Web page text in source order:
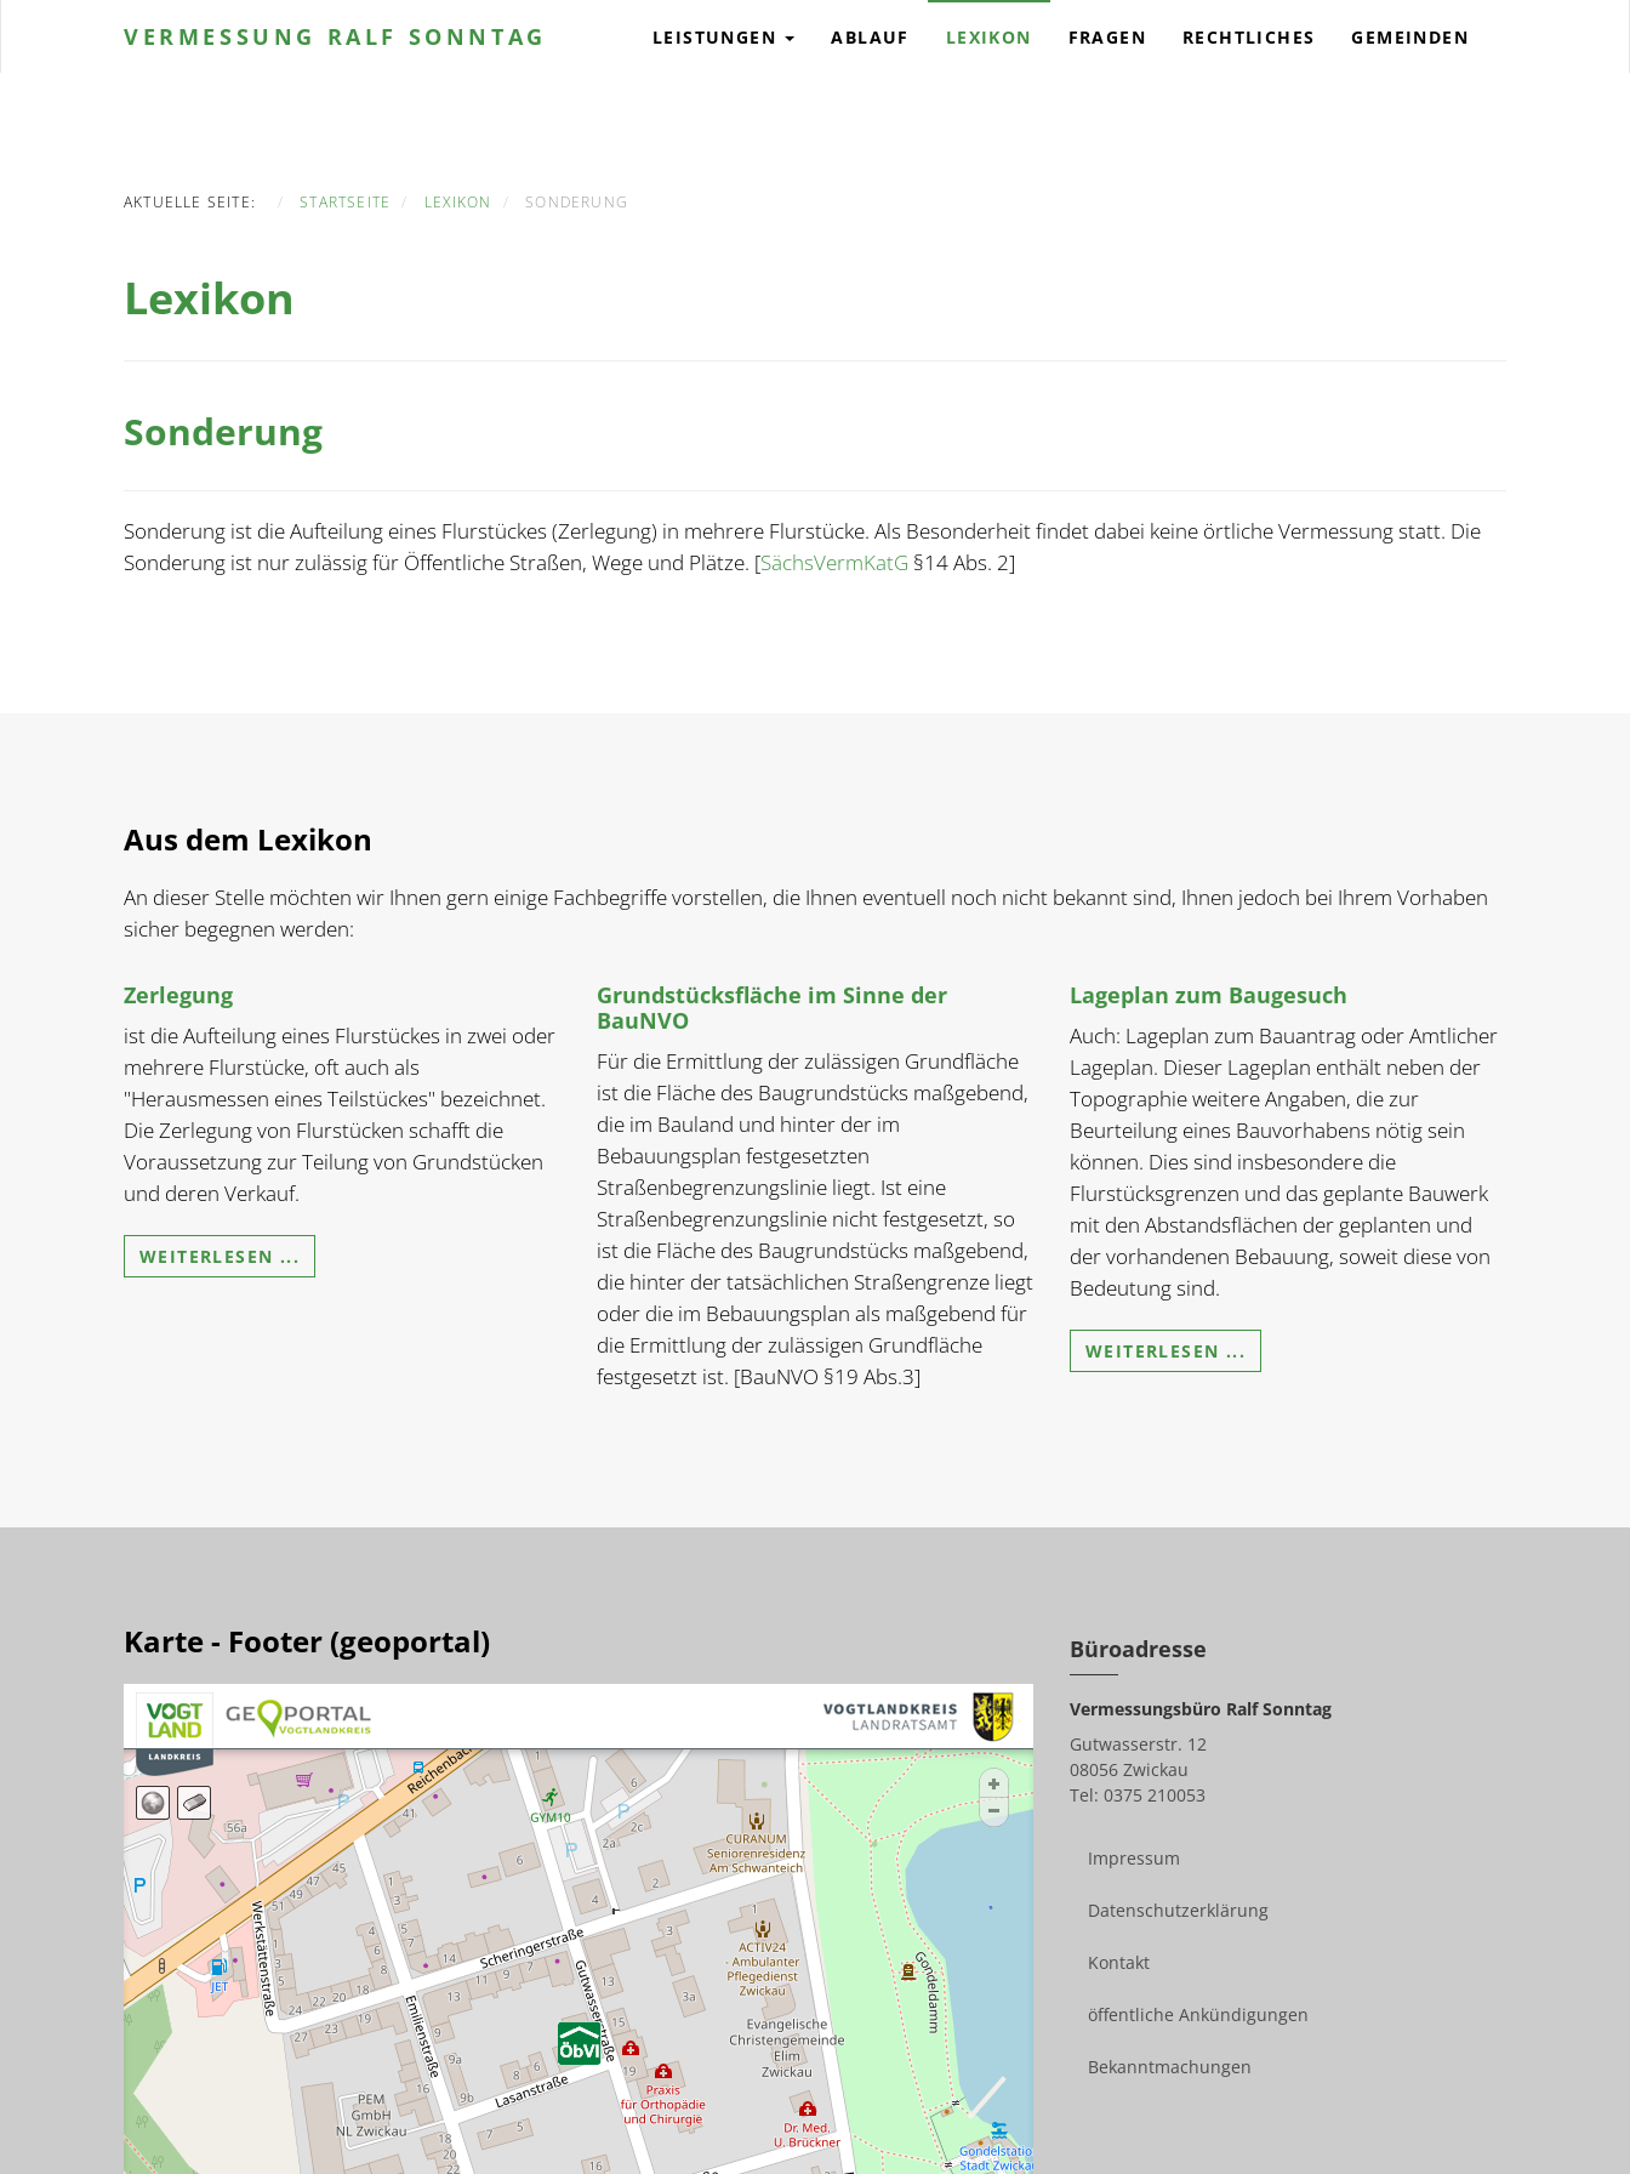
VERMESSUNG RALF SONNTAG LEISTUNGEN ABLAUF LEXIKON FRAGEN RECHTLICHES GEMEINDEN
AKTUELLE SEITE: STARTSEITE LEXIKON SONDERUNG
Lexikon
Sonderung
Sonderung ist die Aufteilung eines Flurstückes (Zerlegung) in mehrere Flurstücke. Als Besonderheit findet dabei keine örtliche Vermessung statt. Die
Sonderung ist nur zulässig für Öffentliche Straßen, Wege und Plätze. [SächsVermKatG §14 Abs. 2]
Aus dem Lexikon
An dieser Stelle möchten wir Ihnen gern einige Fachbegriffe vorstellen, die Ihnen eventuell noch nicht bekannt sind, Ihnen jedoch bei Ihrem Vorhaben
sicher begegnen werden:
Zerlegung
ist die Aufteilung eines Flurstückes in zwei oder
mehrere Flurstücke, oft auch als
"Herausmessen eines Teilstückes" bezeichnet.
Die Zerlegung von Flurstücken schafft die
Voraussetzung zur Teilung von Grundstücken
und deren Verkauf.
WEITERLESEN ...
Grundstücksfläche im Sinne der
BauNVO
Für die Ermittlung der zulässigen Grundfläche
ist die Fläche des Baugrundstücks maßgebend,
die im Bauland und hinter der im
Bebauungsplan festgesetzten
Straßenbegrenzungslinie liegt. Ist eine
Straßenbegrenzungslinie nicht festgesetzt, so
ist die Fläche des Baugrundstücks maßgebend,
die hinter der tatsächlichen Straßengrenze liegt
oder die im Bebauungsplan als maßgebend für
die Ermittlung der zulässigen Grundfläche
festgesetzt ist. [BauNVO §19 Abs.3]
Lageplan zum Baugesuch
Auch: Lageplan zum Bauantrag oder Amtlicher
Lageplan. Dieser Lageplan enthält neben der
Topographie weitere Angaben, die zur
Beurteilung eines Bauvorhabens nötig sein
können. Dies sind insbesondere die
Flurstücksgrenzen und das geplante Bauwerk
mit den Abstandsflächen der geplanten und
der vorhandenen Bebauung, soweit diese von
Bedeutung sind.
WEITERLESEN ...
Karte - Footer (geoportal) Büroadresse
Vermessungsbüro Ralf Sonntag
Gutwasserstr. 12
08056 Zwickau
Tel: 0375 210053
Impressum
Datenschutzerklärung
Kontakt
öffentliche Ankündigungen
Bekanntmachungen